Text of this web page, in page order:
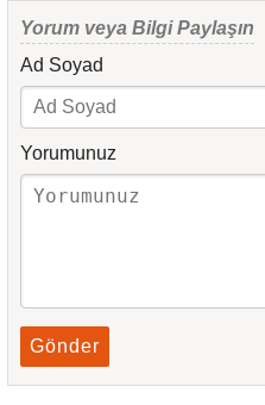
Yorum veya Bilgi Paylaşın
Ad Soyad
Yorumunuz
Gönder